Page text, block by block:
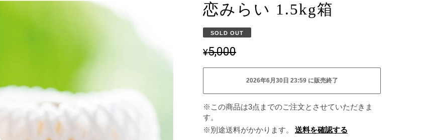
恋みらい 1.5kg箱
SOLD OUT
¥5,000
2026年6月30日 23:59 に販売終了
※この商品は3点までのご注文とさせていただきま
す。
※別途送料がかかります。
送料を確認する